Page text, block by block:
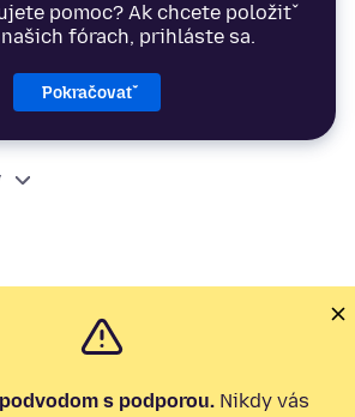
pomoc? Ak chcete položiť
fórach, prihláste sa.
Pokračovať
s podporou. Nikdy vás